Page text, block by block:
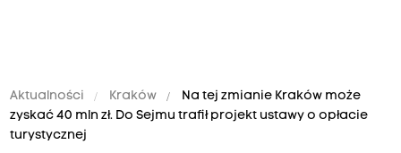
Aktualności Kraków
Na tej zmianie Kraków może
zyskać 40 mln zł. Do Sejmu trafił projekt ustawy o opłacie
turystycznej